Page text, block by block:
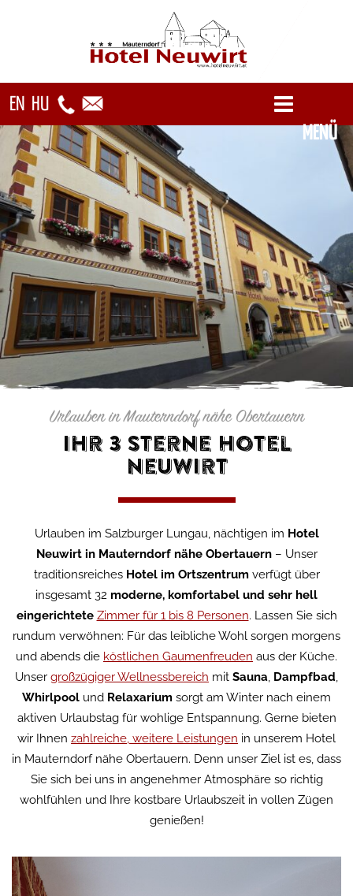
EN HU
Urlauben in Mauterndorf nähe Obertauern
Ihr 3 Sterne Hotel
Neuwirt
Urlauben im Salzburger Lungau, nächtigen im Hotel
Neuwirt in Mauterndorf nähe Obertauern– Unser
traditionsreiches Hotel im Ortszentrumverfügt über
insgesamt 32 moderne, komfortabel und sehr hell
eingerichtete Zimmer für 1 bis 8 Personen. Lassen Sie sich
rundum verwöhnen: Für das leibliche Wohl sorgen morgens
und abends die köstlichen Gaumenfreuden aus der Küche.
Unser großzügiger Wellnessbereich mit Sauna, Dampfbad,
Whirlpool und Relaxarium sorgt am Winter nach einem
aktiven Urlaubstag für wohlige Entspannung. Gerne bieten
wir Ihnen zahlreiche, weitere Leistungen in unserem Hotel
in Mauterndorf nähe Obertauern. Denn unser Ziel ist es, dass
Sie sich bei uns in angenehmer Atmosphäre so richtig
wohlfühlen und Ihre kostbare Urlaubszeit in vollen Zügen
genießen!
MENÜ